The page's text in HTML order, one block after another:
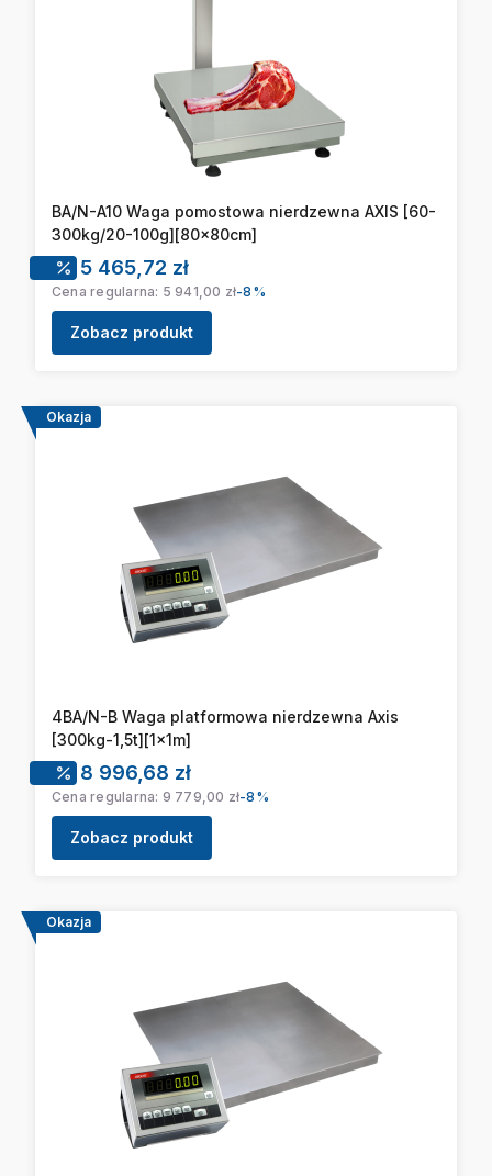
BA/N-A10 Waga pomostowa nierdzewna AXIS [60-
300kg/20-100g][80x80cm]
Cena promocyjna
5 465,72 zł
Cena regularna: 5 941,00 zł-8%
Zobacz produkt
Okazja
4BA/N-B Waga platformowa nierdzewna Axis
[300kg-1,5t][1x1m]
Cena promocyjna
8 996,68 zł
Cena regularna: 9 779,00 zł-8%
Zobacz produkt
Okazja